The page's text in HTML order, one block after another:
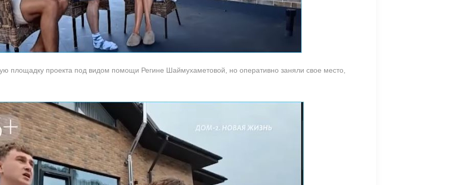
площадку проекта под видом помощи Регине Шаймухаметовой, но оперативно заняли свое место,